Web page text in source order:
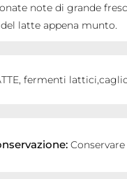
note di grande
latte appena munto.
fermenti
Conservare